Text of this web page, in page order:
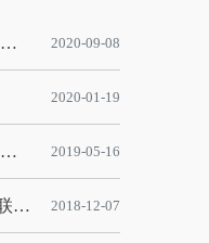
生产管理与生产计划的目标 2020-09-08
2020-01-19
生产管理中的高级计划与排程优化 2019-05-16
2018年12月7日 强强联手，共同推进电子器件领域APS应用典范 风华高科生产自动化工业互联网应用项目-APS项目启动会 2018-12-07